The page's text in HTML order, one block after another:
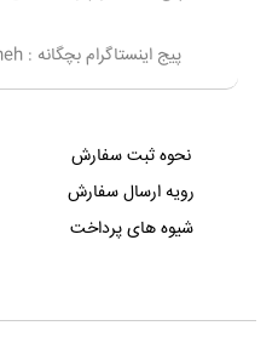
پیج اینستاگرام بچگانه : nini.parvaneh
نحوه ثبت سفارش
رویه ارسال سفارش
شیوه های پرداخت